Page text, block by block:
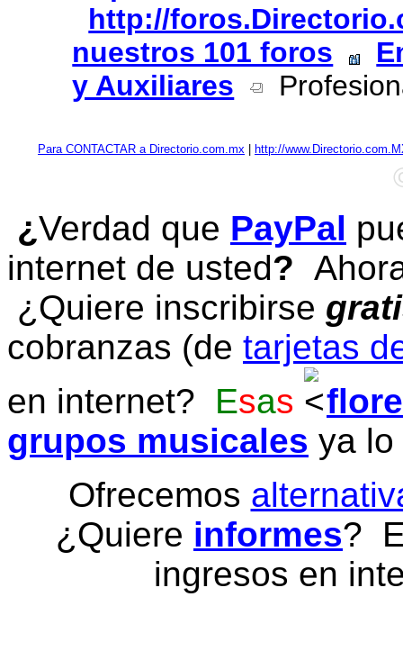
http://
nuestros 101 foros
y Auxiliares
Para CONTACTAR a Directorio.com.mx http://
¿Verdad que PayPal
internet de usted?
¿Quiere inscribirse
cobranzas (de tarjetas
en internet? Esas
grupos musicales ya
Ofrecemos
¿Quiere informes?
ingresos en